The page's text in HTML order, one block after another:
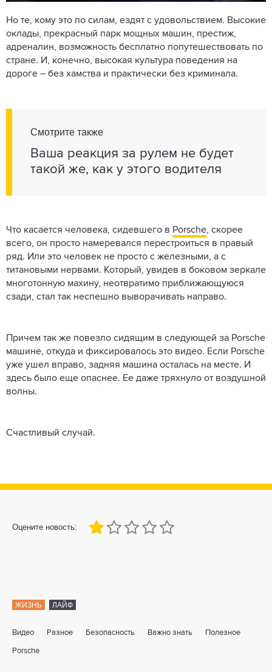
Но те, кому это по силам, ездят с удовольствием. Высокие
оклады, прекрасный парк мощных машин, престиж,
адреналин, возможность бесплатно попутешествовать по
стране. И, конечно, высокая культура поведения на
дороге – без хамства и практически без криминала.
Смотрите также
Ваша реакция за рулем не будет
такой же, как у этого водителя
Что касается человека, сидевшего в Porsche, скорее
всего, он просто намеревался перестроиться в правый
ряд. Или это человек не просто с железными, а с
титановыми нервами. Который, увидев в боковом зеркале
многотонную махину, неотвратимо приближающуюся
сзади, стал так неспешно выворачивать направо.
Причем так же повезло сидящим в следующей за Porsche
машине, откуда и фиксировалось это видео. Если Porsche
уже ушел вправо, задняя машина осталась на месте. И
здесь было еще опаснее. Ее даже тряхнуло от воздушной
волны.
Счастливый случай.
Оцените новость:
20
1 3 4 5
ЖИЗНЬ ЛАЙФ
Видео Разное Безопасность Важно знать Полезное
Porsche